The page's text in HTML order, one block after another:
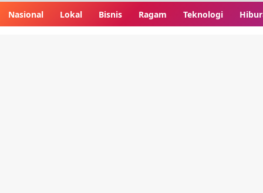
Nasional Lokal Bisnis Ragam Teknologi